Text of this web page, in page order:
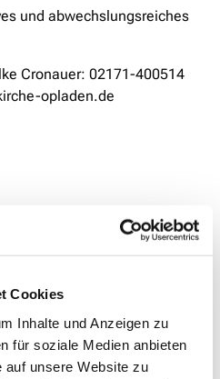
Cookies
Inhalte und Anzeigen zu
für soziale Medien anbieten
auf unsere Website zu
und abwechslungsreiches
Cronauer: 02171-400514
opladen.de